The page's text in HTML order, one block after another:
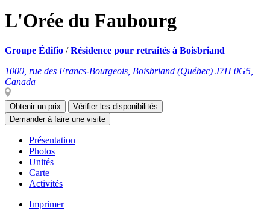
L'Orée du Faubourg
Groupe Édifio /Résidence pour retraités à Boisbriand
1000, rue des Francs-Bourgeois Boisbriand (Québec) J7H 0G5
Canada
Obtenir un prix
Vérifier les disponibilités
Demander à faire une visite
Présentation
Photos
Unités
Carte
Activités
Imprimer